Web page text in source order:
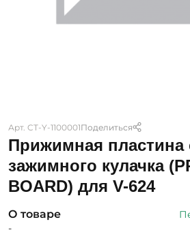
Арт. CT-Y-1100001Поделиться
Прижимная пластина
зажимного кулачка
BOARD) для V-624
О товаре
-